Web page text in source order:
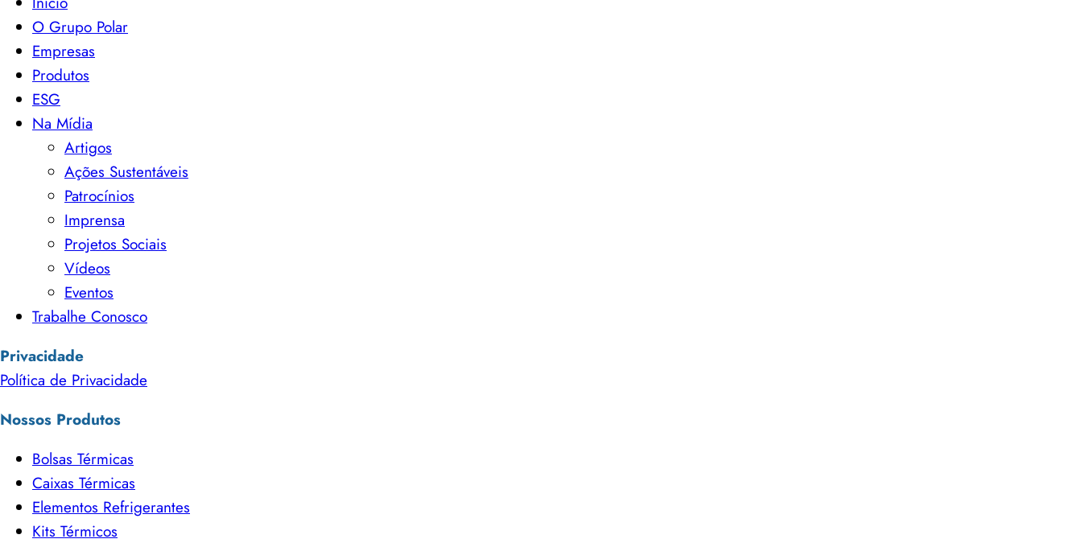
O Grupo Polar
Empresas
Produtos
ESG
Na Mídia
Artigos
Ações Sustentáveis
Patrocínios
Imprensa
Projetos Sociais
Vídeos
Eventos
Trabalhe Conosco
Privacidade
Política de Privacidade
Nossos Produtos
Bolsas Térmicas
Caixas Térmicas
Elementos Refrigerantes
Kits Térmicos